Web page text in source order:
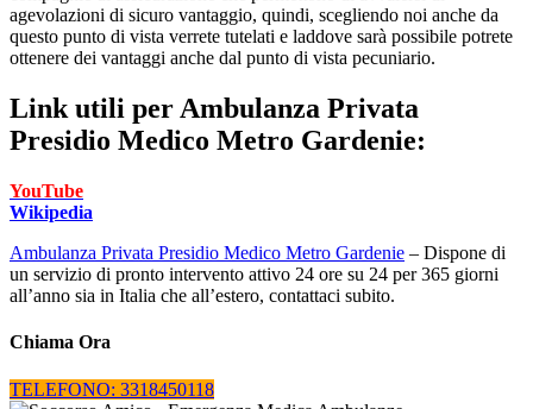
agevolazioni di sicuro vantaggio, quindi, scegliendo noi anche da
questo punto di vista verrete tutelati e laddove sarà possibile potrete
ottenere dei vantaggi anche dal punto di vista pecuniario.
Link utili per Ambulanza Privata
Presidio Medico Metro Gardenie:
YouTube
Wikipedia
Ambulanza Privata Presidio Medico Metro Gardenie – Dispone di
un servizio di pronto intervento attivo 24 ore su 24 per 365 giorni
all’anno sia in Italia che all’estero, contattaci subito.
Chiama Ora
TELEFONO: 3318450118